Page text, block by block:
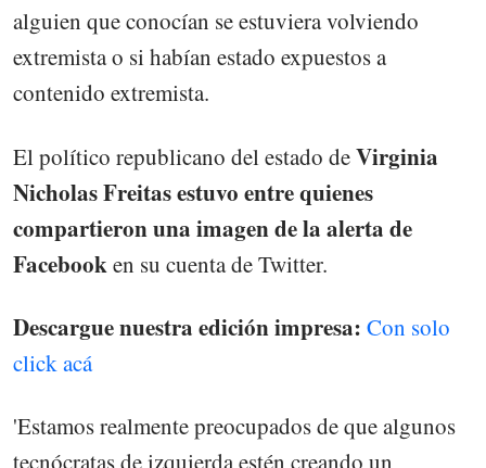
alguien que conocían se estuviera volviendo
extremista o si habían estado expuestos a
contenido extremista.
El político republicano del estado deVirginia
Nicholas Freitas estuvo entre quienes
compartieron una imagen de la alerta de
Facebooken su cuenta de Twitter.
Descargue nuestra edición impresa: Con solo
click acá
'Estamos realmente preocupados de que algunos
tecnócratas de izquierda estén creando un